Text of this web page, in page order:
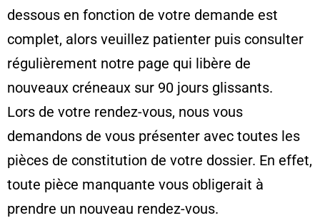
dessous en fonction de votre demande est
complet, alors veuillez patienter puis consulter
régulièrement notre page qui libère de
nouveaux créneaux sur 90 jours glissants.
Lors de votre rendez-vous, nous vous
demandons de vous présenter avec toutes les
pièces de constitution de votre dossier. En effet,
toute pièce manquante vous obligerait à
prendre un nouveau rendez-vous.